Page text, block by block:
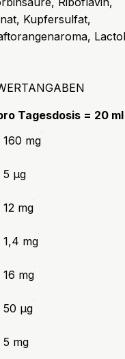
Kupfersulfat,
Tagesdosis = 20 ml
160 mg
5 µg
12 mg
1,4 mg
16 mg
50 µg
5 mg